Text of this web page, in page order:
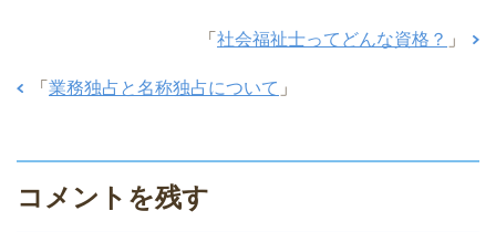
「 社会福祉士ってどんな資格？ 」
「 業務独占と名称独占について 」
コメントを残す